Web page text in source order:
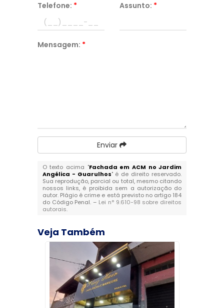
Telefone: * Assunto: *
Mensagem: *
Enviar
O texto acima "Fachada em ACM no Jardim
Angélica - Guarulhos" é de direito reservado.
Sua reprodução, parcial ou total, mesmo citando
nossos links, é proibida sem a autorização do
autor. Plágio é crime e está previsto no artigo 184
do Código Penal. – Lei n° 9.610-98 sobre direitos
autorais.
Veja Também